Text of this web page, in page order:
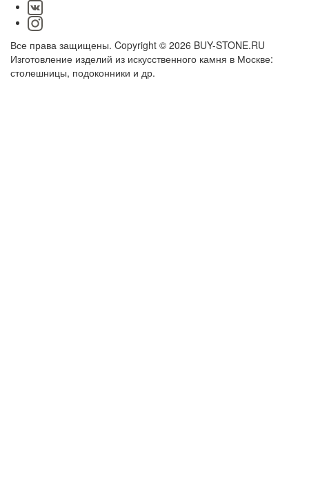
Все права защищены. Copyright © 2026 BUY-STONE.RU
Изготовление изделий из искусственного камня в Москве:
столешницы, подоконники и др.